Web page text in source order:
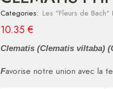
Categories: Les "Fleurs de Bach"
10.35 €
Clematis (Clematis viltaba)
Favorise notre union avec la